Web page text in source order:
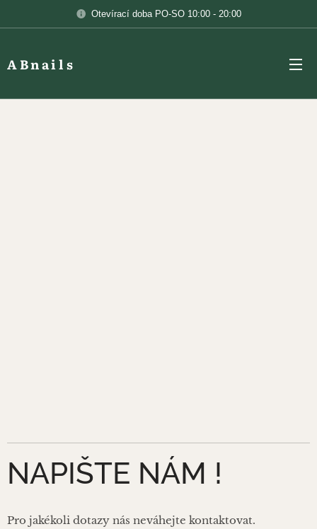
Otevírací doba PO-SO 10:00 - 20:00
ABnails
NAPIŠTE NÁM !
Pro jakékoli dotazy nás neváhejte kontaktovat.